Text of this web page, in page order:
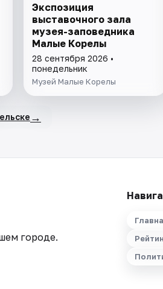
Экспозиция
выставочного зала
музея-заповедника
Малые Корелы
28 сентября 2026 •
понедельник
Музей Малые Корелы
→
городе.